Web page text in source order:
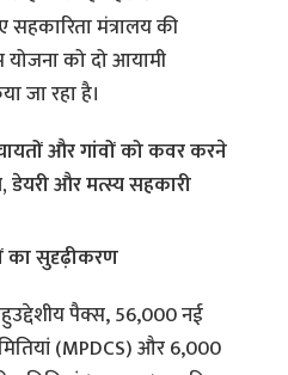
मंत्रालय की
योजना को दो आयामी
जा रहा है।
और गांवों को कवर करने
डेयरी और मत्स्य सहकारी
का सुदृढ़ीकरण
पैक्स, 56,000 नई
(MPDCS) और 6,000